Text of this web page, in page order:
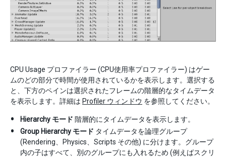
CPU Usage プロファイラー (CPU使用率プロファイラー) はゲー
ムのどの部分で時間が使用されているかを表示します。選択する
と、下方のペインは選択されたフレームの階層的なタイムデータ
を表示します。詳細は Profiler ウィンドウ を参照してください。
Hierarchy モード 階層的にタイムデータを表示します。
Group Hierarchy モード タイムデータを論理グループ
(Rendering、Physics、Scripts その他) に分けます。グループ
内の子はすべて、別のグループにも入れるため (例えばスクリ